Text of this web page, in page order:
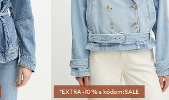
*EXTRA -10 % s kódom:SALE